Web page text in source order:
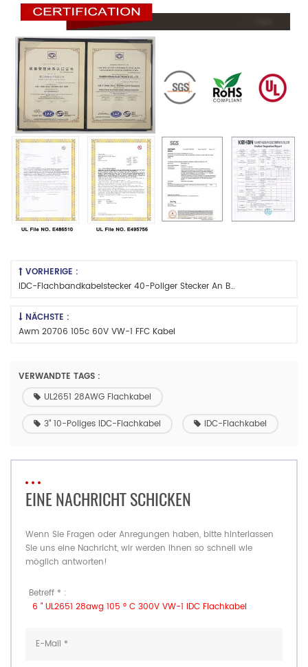
VORHERIGE :
IDC-Flachbandkabelstecker 40-Poliger Stecker An Buchse
NÄCHSTE :
Awm 20706 105c 60V VW-1 FFC Kabel
VERWANDTE TAGS :
UL2651 28AWG Flachkabel
3" 10-Poliges IDC-Flachkabel IDC-Flachkabel
EINE NACHRICHT SCHICKEN
Wenn Sie Fragen oder Anregungen haben, bitte hinterlassen
Sie uns eine Nachricht, wir werden Ihnen so schnell wie
möglich antworten!
Betreff * :
6 " UL2651 28awg 105 ° C 300V VW-1 IDC Flachkabel